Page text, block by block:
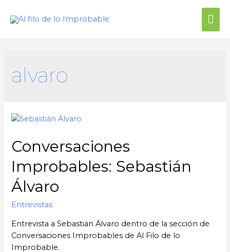
alvaro
Conversaciones
Improbables: Sebastián
Álvaro
Entrevistas
Entrevista a Sebastián Álvaro dentro de la sección de
Conversaciones Improbables de Al Filo de lo
Improbable.